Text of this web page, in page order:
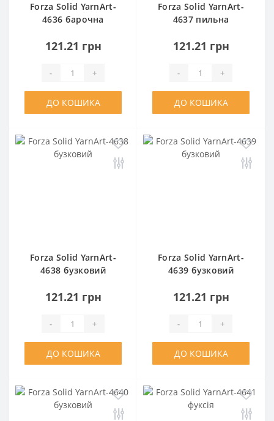
Forza Solid YarnArt-
4636 барочна
121.21 грн
- +
ДО КОШИКА
Forza Solid YarnArt-
4637 пильна
121.21 грн
- +
ДО КОШИКА
Forza Solid YarnArt-
4638 бузковий
121.21 грн
- +
ДО КОШИКА
Forza Solid YarnArt-
4639 бузковий
121.21 грн
- +
ДО КОШИКА